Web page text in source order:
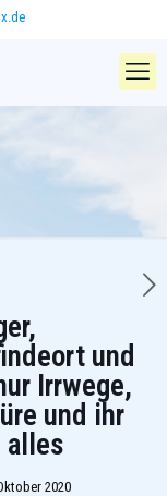
und
Irrwege,
und ihr
alles
2020